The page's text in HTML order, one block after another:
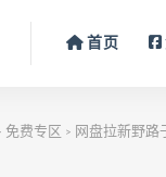
首页
免费专区 > 网盘拉新野路